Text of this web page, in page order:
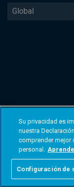
Global
Su privacidad es
nuestra
comprender mejor
personal.
Configuración de